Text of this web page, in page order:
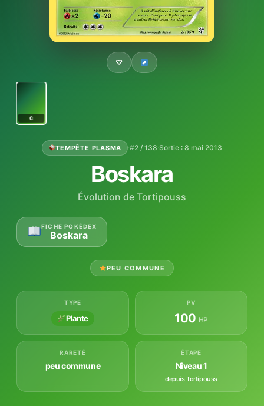
♡
C
TEMPÊTE PLASMA ·#2 / 138·Sortie : 8 mai 2013
Boskara
Évolution de Tortipouss
FICHE POKÉDEX
Boskara
PEU COMMUNE
TYPE
Plante
PV
100 HP
RARETÉ
peu commune
ÉTAPE
Niveau 1
depuis Tortipouss